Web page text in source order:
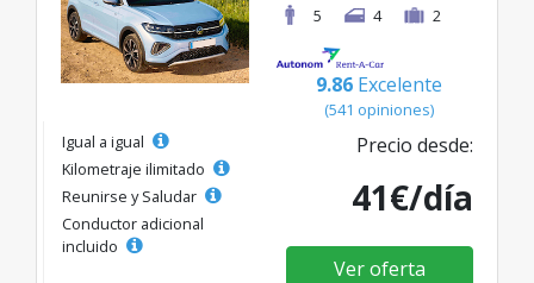
5
4 2
9.86 Excelente
(541 opiniones)
Igual a igual
Kilometraje ilimitado
Reunirse y Saludar
Conductor adicional
incluido
Precio desde:
41€/día
Ver oferta